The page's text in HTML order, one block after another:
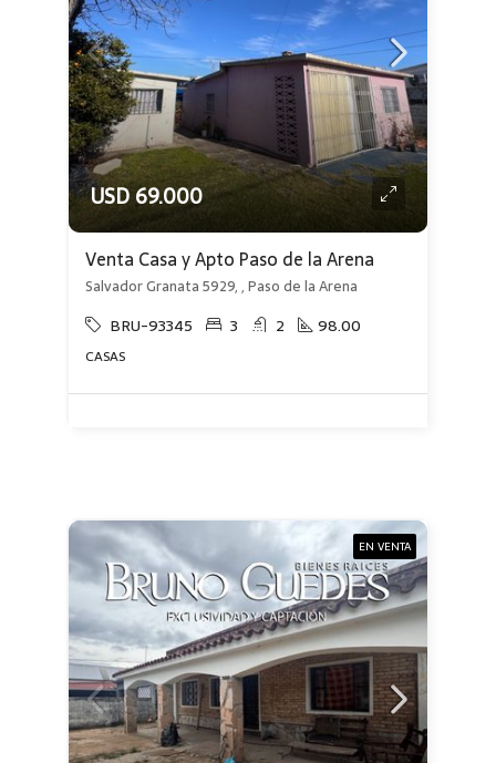
USD 69.000
Venta Casa y Apto Paso de la Arena
Salvador Granata 5929, , Paso de la Arena
BRU-93345 3 2 98.00
CASAS
EN VENTA